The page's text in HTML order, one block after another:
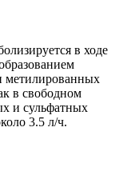
в ходе
метилированных
в свободном
и сульфатных
3.5 л/ч.